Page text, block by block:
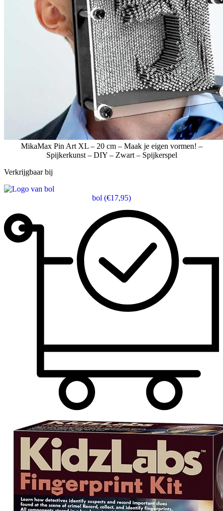
MikaMax Pin Art XL – 20 cm – Maak je eigen vormen! –
Spijkerkunst – DIY – Zwart – Spijkerspel
Verkrijgbaar bij
bol (€17,95)